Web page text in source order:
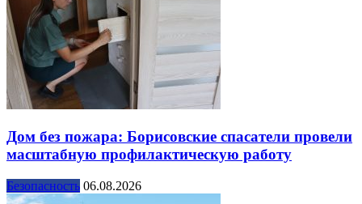
Дом без пожара: Борисовские спасатели провели
масштабную профилактическую работу
Безопасность 06.08.2026